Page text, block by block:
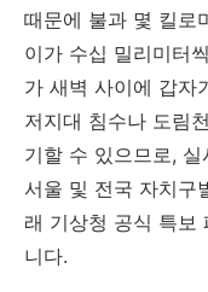
때문에 불과 몇 킬로
이가 수십 밀리미터
가 새벽 사이에 갑자
저지대 침수나 도림
기할 수 있으므로,
서울 및 전국 자치구
래 기상청 공식 특보
니다.